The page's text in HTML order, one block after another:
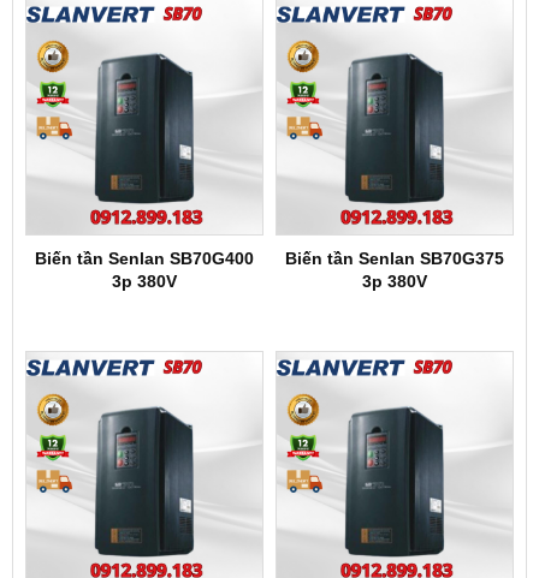
Biến tần Senlan SB70G400
3p 380V
Biến tần Senlan SB70G375
3p 380V